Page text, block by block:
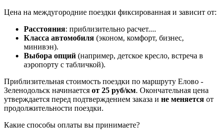
Цена на междугородние поездки фиксированная и зависит от:
Расстояния: приблизительно расчет....
Класса автомобиля (эконом, комфорт, бизнес,
минивэн).
Выбора опций (например, детское кресло, встреча в
аэропорту с табличкой).
Приблизительная стоимость поездки по маршруту Елово -
Зеленодольск начинается от 25 руб/км. Окончательная цена
утверждается перед подтверждением заказа и не меняется от
продолжительности поездки.
Какие способы оплаты вы принимаете?